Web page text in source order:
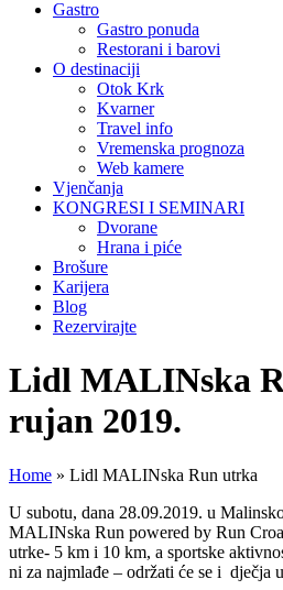
Gastro
Gastro ponuda
Restorani i barovi
O destinaciji
Otok Krk
Kvarner
Travel info
Vremenska prognoza
Web kamere
Vjenčanja
KONGRESI I SEMINARI
Dvorane
Hrana i piće
Brošure
Karijera
Blog
Rezervirajte
Lidl MALINska
rujan 2019.
Home » Lidl MALINska Run utrka
U subotu, dana 28.09.2019. u
MALINska Run powered by Run
utrke- 5 km i 10 km, a sportske
ni za najmlađe – održati će se i dječja